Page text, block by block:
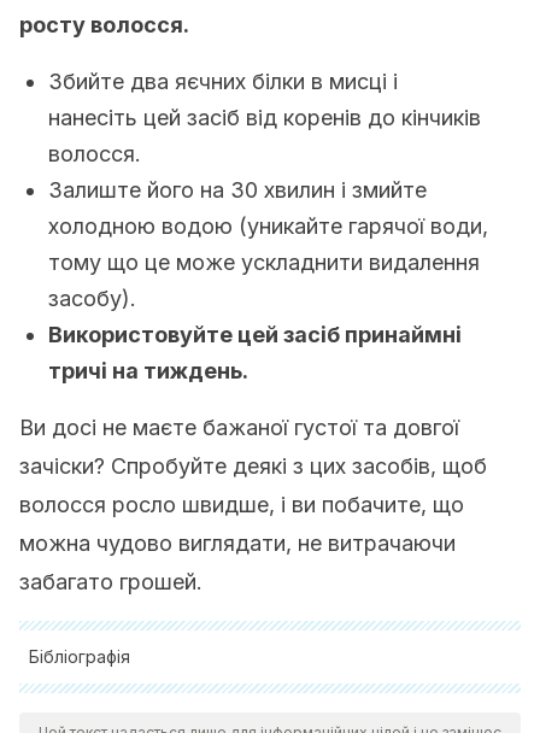
росту волосся.
Збийте два яєчних білки в мисці і
нанесіть цей засіб від коренів до кінчиків
волосся.
Залиште його на 30 хвилин і змийте
холодною водою (уникайте гарячої води,
тому що це може ускладнити видалення
засобу).
Використовуйте цей засіб принаймні
тричі на тиждень.
Ви досі не маєте бажаної густої та довгої
зачіски? Спробуйте деякі з цих засобів, щоб
волосся росло швидше, і ви побачите, що
можна чудово виглядати, не витрачаючи
забагато грошей.
Бібліографія